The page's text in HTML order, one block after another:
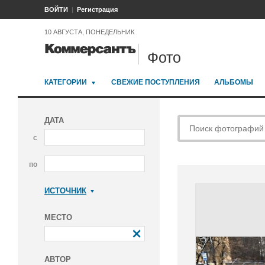
ВОЙТИ Регистрация
10 АВГУСТА, ПОНЕДЕЛЬНИК
Фото
КАТЕГОРИИ СВЕЖИЕ ПОСТУПЛЕНИЯ АЛЬБОМЫ
ДАТА
с
по
ИСТОЧНИК
МЕСТО
АВТОР